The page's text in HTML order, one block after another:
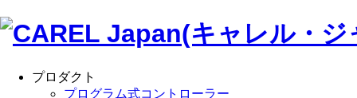
プロダクト
プログラム式コントローラー